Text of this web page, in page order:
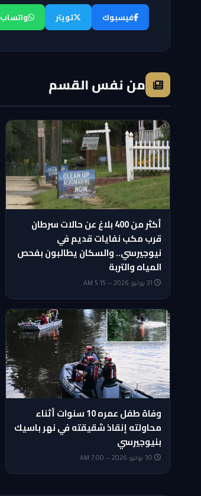
فيسبوك تويتر واتساب
من نفس القسم
أكثر من 400 بلاغ عن حالات سرطان
قرب مكب نفايات قديم في
نيوجيرسي.. والسكان يطالبون بفحص
المياه والتربة
وفاة طفل عمره 10 سنوات أثناء
محاولته إنقاذ شقيقته في نهر باسيك
بنيوجيرسي